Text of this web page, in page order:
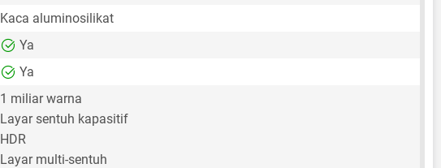
Kaca aluminosilikat
Ya
Ya
1 miliar warna
Layar sentuh kapasitif
HDR
Layar multi-sentuh